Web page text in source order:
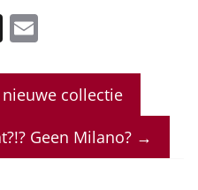
T
re
a
d
s
ai
l
collectie
Geen Milano? →